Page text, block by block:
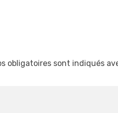
obligatoires sont indiqués